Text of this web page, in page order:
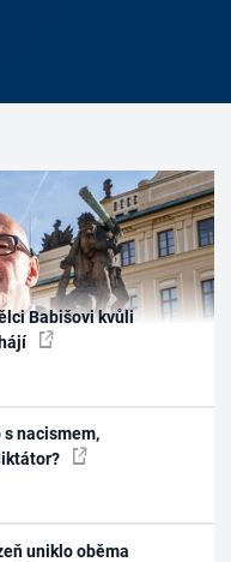
Babišovi kvůli
nacismem,
uniklo oběma